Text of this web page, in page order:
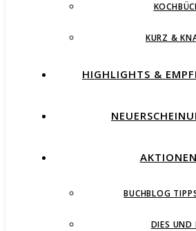
KURZ &
HIGHLIGHTS &
AKTIONEN
BUCHBLOG
DIES UND